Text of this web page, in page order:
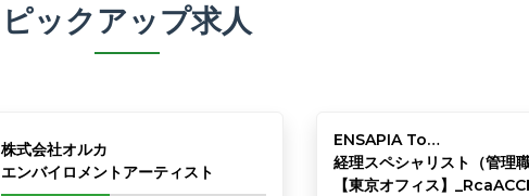
ピックアップ求人
株式会社オルカ
エンバイロメントアーティスト
ENSAPIA To…
経理スペシャリスト（管理
【東京オフィス】